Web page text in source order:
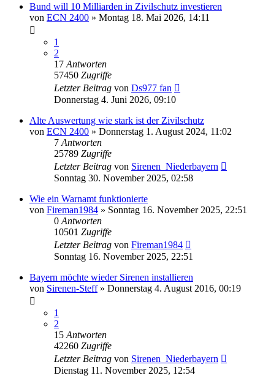
Bund will 10 Milliarden in Zivilschutz investieren
von ECN 2400 » Montag 18. Mai 2026, 14:11
1
2
17 Antworten
57450 Zugriffe
Letzter Beitrag von Ds977 fan
Donnerstag 4. Juni 2026, 09:10
Alte Auswertung wie stark ist der Zivilschutz
von ECN 2400 » Donnerstag 1. August 2024, 11:02
7 Antworten
25789 Zugriffe
Letzter Beitrag von Sirenen_Niederbayern
Sonntag 30. November 2025, 02:58
Wie ein Warnamt funktionierte
von Fireman1984 » Sonntag 16. November 2025, 22:51
0 Antworten
10501 Zugriffe
Letzter Beitrag von Fireman1984
Sonntag 16. November 2025, 22:51
Bayern möchte wieder Sirenen installieren
von Sirenen-Steff» Donnerstag 4. August 2016, 00:19
1
2
15 Antworten
42260 Zugriffe
Letzter Beitrag von Sirenen_Niederbayern
Dienstag 11. November 2025, 12:54